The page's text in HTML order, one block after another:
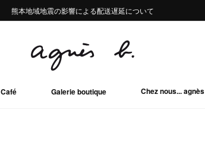
熊本地域地震の影響による配送遅延について
Summer Sale 2buy10%OFF!!
熊本地域地震の影響による配送遅延について
Summer Sale 2buy10%OFF!!
Café Galerie boutique Chez nous... agnès